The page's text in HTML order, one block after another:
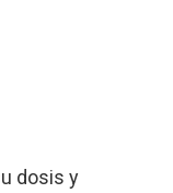
dosis y